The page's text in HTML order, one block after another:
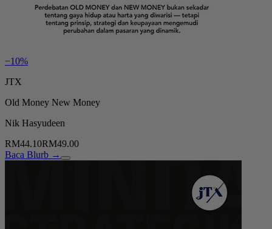
−10%
JTX
Old Money New Money
Nik Hasyudeen
RM44.10RM49.00
Baca Blurb →